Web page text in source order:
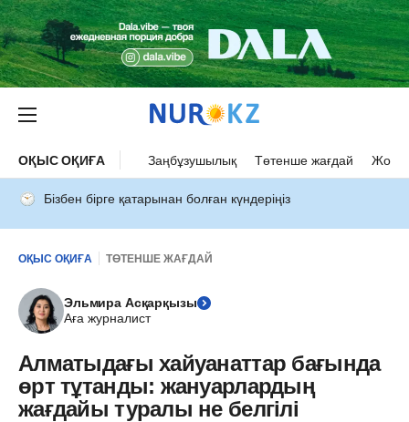
ОҚЫС ОҚИҒА Заңбұзушылық Төтенше жағдай Жол
Бізбен бірге қатарынан болған күндеріңіз
ОҚЫС ОҚИҒА ТӨТЕНШЕ ЖАҒДАЙ
Эльмира Асқарқызы
Аға журналист
Алматыдағы хайуанаттар бағында
өрт тұтанды: жануарлардың
жағдайы туралы не белгілі